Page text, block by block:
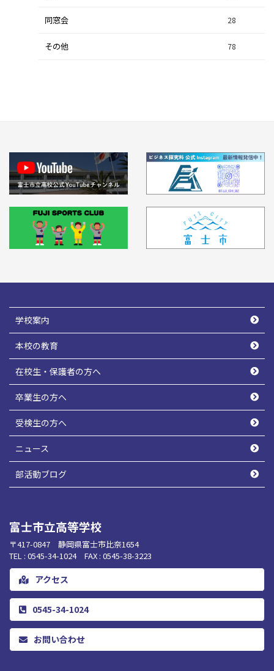
同窓会 28
その他 78
学校案内
本校の教育
在校生・保護者の方へ
卒業生の方へ
受検生の方へ
ニュース
部活動ブログ
富士市立高等学校
〒417-0847 静岡県富士市比奈1654
TEL : 0545-34-1024 FAX : 0545-38-3223
アクセス
0545-34-1024
お問い合わせ